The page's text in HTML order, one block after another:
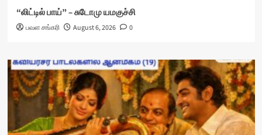
“லிட்டில் பாய்” – சுடோமு யமகுச்சி
பவள சங்கரி August 6, 2026 0